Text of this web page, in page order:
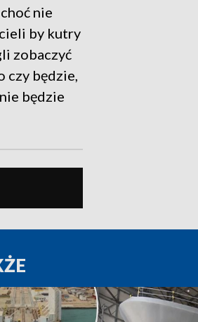
nie
by kutry
zobaczyć
czy będzie,
będzie